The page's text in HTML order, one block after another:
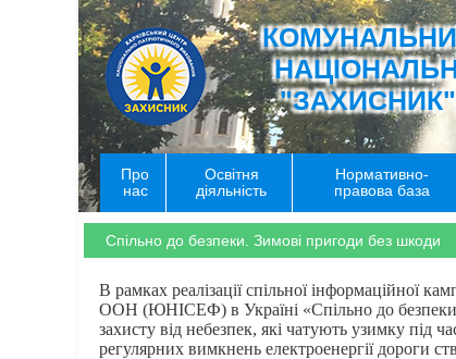
Про
нас
Освітня
діяльність
Нормативно-
правова база
Спільно до безпеки. Зимові пригоди без шкоди
В рамках реалізації спільної інформаційної
ООН (ЮНІСЕФ) в Україні «Спільно до безпеки.
захисту від небезпек, які чатують узимку під
регулярних вимкнень електроенергії дороги